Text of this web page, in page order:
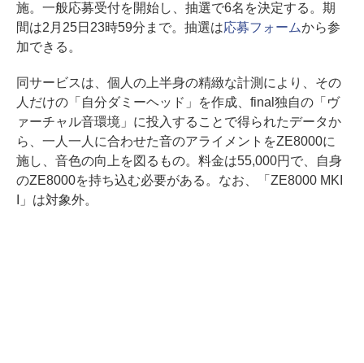
施。一般応募受付を開始し、抽選で6名を決定する。期
間は2月25日23時59分まで。抽選は応募フォームから参
加できる。
同サービスは、個人の上半身の精緻な計測により、その
人だけの「自分ダミーヘッド」を作成、final独自の「ヴ
ァーチャル音環境」に投入することで得られたデータか
ら、一人一人に合わせた音のアライメントをZE8000に
施し、音色の向上を図るもの。料金は55,000円で、自身
のZE8000を持ち込む必要がある。なお、「ZE8000 MKI
I」は対象外。